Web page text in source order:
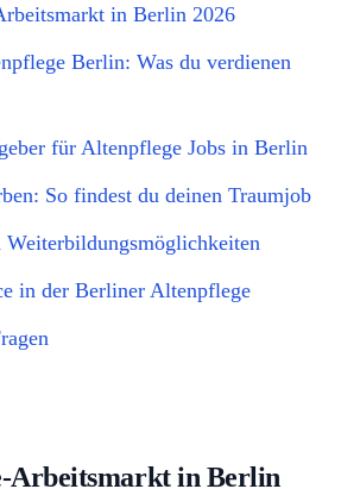
in Berlin 2026
Berlin: Was du verdienen
für Altenpflege Jobs in Berlin
So findest du deinen Traumjob
Weiterbildungsmöglichkeiten
in der Berliner Altenpflege
Arbeitsmarkt in Berlin